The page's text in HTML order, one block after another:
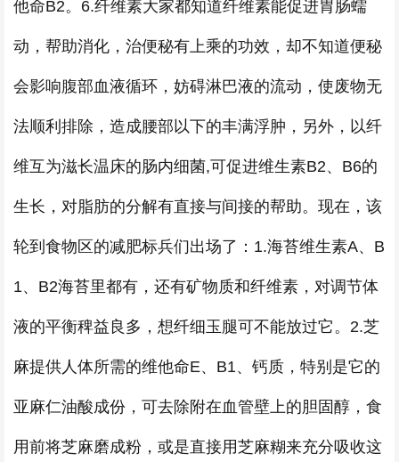
他命B2。6.纤维素大家都知道纤维素能促进胃肠蠕
动，帮助消化，治便秘有上乘的功效，却不知道便秘
会影响腹部血液循环，妨碍淋巴液的流动，使废物无
法顺利排除，造成腰部以下的丰满浮肿，另外，以纤
维互为滋长温床的肠内细菌,可促进维生素B2、B6的
生长，对脂肪的分解有直接与间接的帮助。现在，该
轮到食物区的减肥标兵们出场了：1.海苔维生素A、B
1、B2海苔里都有，还有矿物质和纤维素，对调节体
液的平衡稗益良多，想纤细玉腿可不能放过它。2.芝
麻提供人体所需的维他命E、B1、钙质，特别是它的
亚麻仁油酸成份，可去除附在血管壁上的胆固醇，食
用前将芝麻磨成粉，或是直接用芝麻糊来充分吸收这